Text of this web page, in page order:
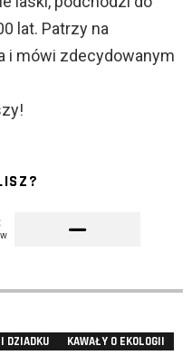
lat. Patrzy na
i mówi zdecydowanym
DZIADKU
KAWAŁY O EKOLOGII